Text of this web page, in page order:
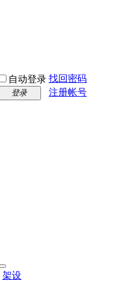
自动登录 找回密码
登录 注册帐号
架设